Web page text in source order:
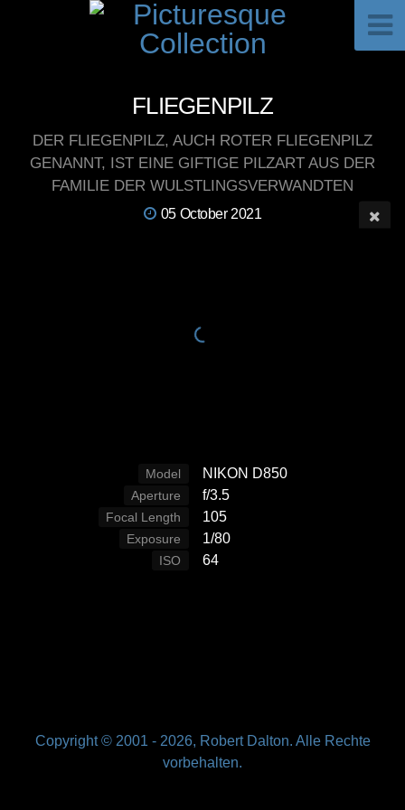
FLIEGENPILZ
DER FLIEGENPILZ, AUCH ROTER FLIEGENPILZ
GENANNT, IST EINE GIFTIGE PILZART AUS DER
FAMILIE DER WULSTLINGSVERWANDTEN
05 October 2021
Model NIKON D850
Aperture f/3.5
Focal Length 105
Exposure 1/80
ISO 64
Copyright © 2001 - 2026, Robert Dalton. Alle Rechte
vorbehalten.